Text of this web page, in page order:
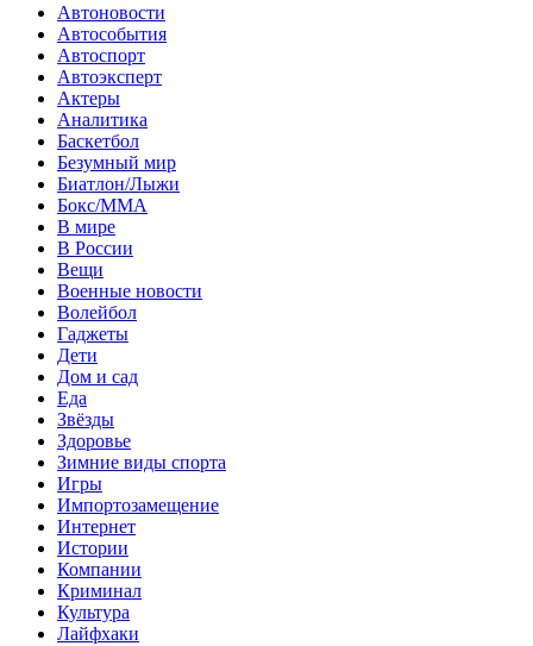
Автоновости
Автособытия
Автоспорт
Автоэксперт
Актеры
Аналитика
Баскетбол
Безумный мир
Биатлон/Лыжи
Бокс/MMA
В мире
В России
Вещи
Военные новости
Волейбол
Гаджеты
Дети
Дом и сад
Еда
Звёзды
Здоровье
Зимние виды спорта
Игры
Импортозамещение
Интернет
Истории
Компании
Криминал
Культура
Лайфхаки